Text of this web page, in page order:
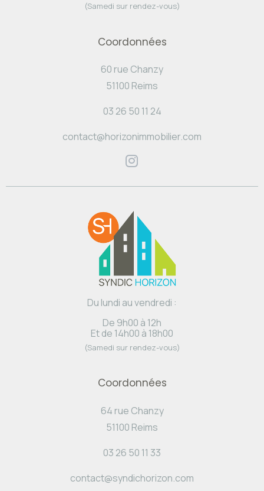
(Samedi sur rendez-vous)
Coordonnées
60 rue Chanzy
51100 Reims
03 26 50 11 24
contact@horizonimmobilier.com
Du lundi au vendredi :
De 9h00 à 12h
Et de 14h00 à 18h00
(Samedi sur rendez-vous)
Coordonnées
64 rue Chanzy
51100 Reims
03 26 50 11 33
contact@syndichorizon.com